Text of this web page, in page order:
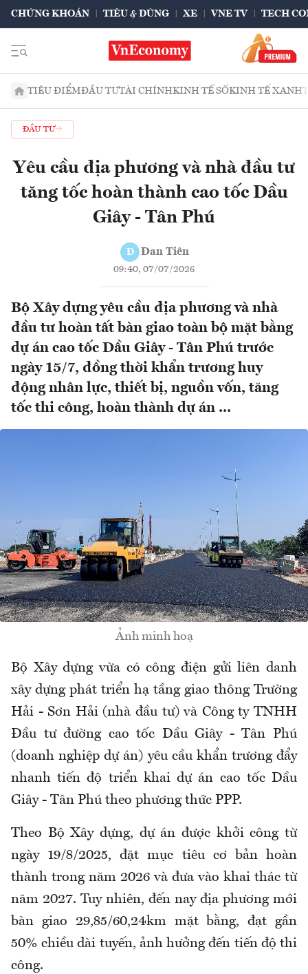
CHỨNG KHOÁN TIÊU & DÙNG XE VNE TV TECH
TIÊU ĐIỂMĐẦU TƯTÀI CHÍNHKINH TẾ SỐKINH TẾ XANH
ĐẦU TƯ
Yêu cầu địa phương và nhà đầu tư
tăng tốc hoàn thành cao tốc Dầu
Giây - Tân Phú
Đ Đan Tiên
09:40, 07/07/2026
Bộ Xây dựng yêu cầu địa phương và nhà
đầu tư hoàn tất bàn giao toàn bộ mặt bằng
dự án cao tốc Dầu Giây - Tân Phú trước
ngày 15/7, đồng thời khẩn trương huy
động nhân lực, thiết bị, nguồn vốn, tăng
tốc thi công, hoàn thành dự án ...
Ảnh minh hoạ
Bộ Xây dựng vừa có công điện gửi liên danh
xây dựng phát triển hạ tầng giao thông Trường
Hải - Sơn Hải (nhà đầu tư) và Công ty TNHH
Đầu tư đường cao tốc Dầu Giây - Tân Phú
(doanh nghiệp dự án) yêu cầu khẩn trương đẩy
nhanh tiến độ triển khai dự án cao tốc Dầu
Giây - Tân Phú theo phương thức PPP.
Theo Bộ Xây dựng, dự án được khởi công từ
ngày 19/8/2025, đặt mục tiêu cơ bản hoàn
thành trong năm 2026 và đưa vào khai thác từ
năm 2027. Tuy nhiên, đến nay địa phương mới
bàn giao 29,85/60,24km mặt bằng, đạt gần
50% chiều dài tuyến, ảnh hưởng đến tiến độ thi
công.